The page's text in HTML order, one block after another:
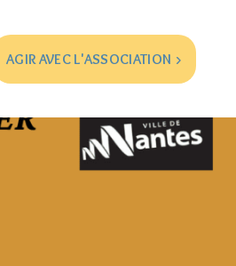
AGIR AVEC L'ASSOCIATION >